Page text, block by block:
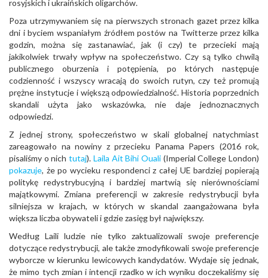
rosyjskich i ukraińskich oligarchów.
Poza utrzymywaniem się na pierwszych stronach gazet przez kilka
dni i byciem wspaniałym źródłem postów na Twitterze przez kilka
godzin, można się zastanawiać, jak (i czy) te przecieki mają
jakikolwiek trwały wpływ na społeczeństwo. Czy są tylko chwilą
publicznego oburzenia i potępienia, po których następuje
codzienność i wszyscy wracają do swoich rutyn, czy też promują
prężne instytucje i większą odpowiedzialność. Historia poprzednich
skandali użyta jako wskazówka, nie daje jednoznacznych
odpowiedzi.
Z jednej strony, społeczeństwo w skali globalnej natychmiast
zareagowało na nowiny z przecieku Panama Papers (2016 rok,
pisaliśmy o nichtutaj). Laila Ait Bihi Ouali(Imperial College London)
pokazuje, że po wycieku respondenci z całej UE bardziej popierają
politykę redystrybucyjną i bardziej martwią się nierównościami
majątkowymi. Zmiana preferencji w zakresie redystrybucji była
silniejsza w krajach, w których w skandal zaangażowana była
większa liczba obywateli i gdzie zasięg był największy.
Według Laili ludzie nie tylko zaktualizowali swoje preferencje
dotyczące redystrybucji, ale także zmodyfikowali swoje preferencje
wyborcze w kierunku lewicowych kandydatów. Wydaje się jednak,
że mimo tych zmian i intencji rzadko w ich wyniku doczekaliśmy się